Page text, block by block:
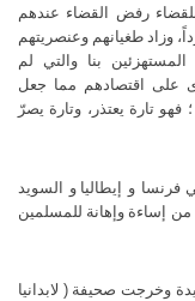
رفض القضاء عندهم
وزاد طغيانهم وعنصريتهم
بنا والتي لم
على اقتصادهم مما جعل
تارة يعتذر، وتارة يصرّ
و السويد
من إساءة وإهانة للمسلمين
( لابدانيا